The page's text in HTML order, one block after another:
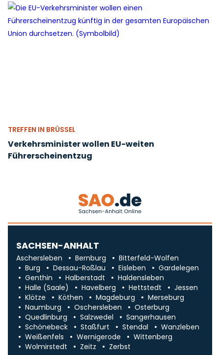
TREFFEN IN BRÜSSEL
Verkehrsminister wollen EU-weiten
Führerscheinentzug
SACHSEN-ANHALT
Aschersleben Bernburg
Bitterfeld-Wolfen
Burg
Dessau-Roßlau Eisleben
Gardelegen
Genthin
Halberstadt
Haldensleben
Halle (Saale)
Havelberg Hettstedt
Jessen
Klötze
Köthen Magdeburg
Merseburg
Naumburg
Oschersleben
Osterburg
Quedlinburg
Salzwedel
Sangerhausen
Schönebeck
Staßfurt Stendal
Wanzleben
Weißenfels
Wernigerode
Wittenberg
Wolmirstedt
Zeitz Zerbst